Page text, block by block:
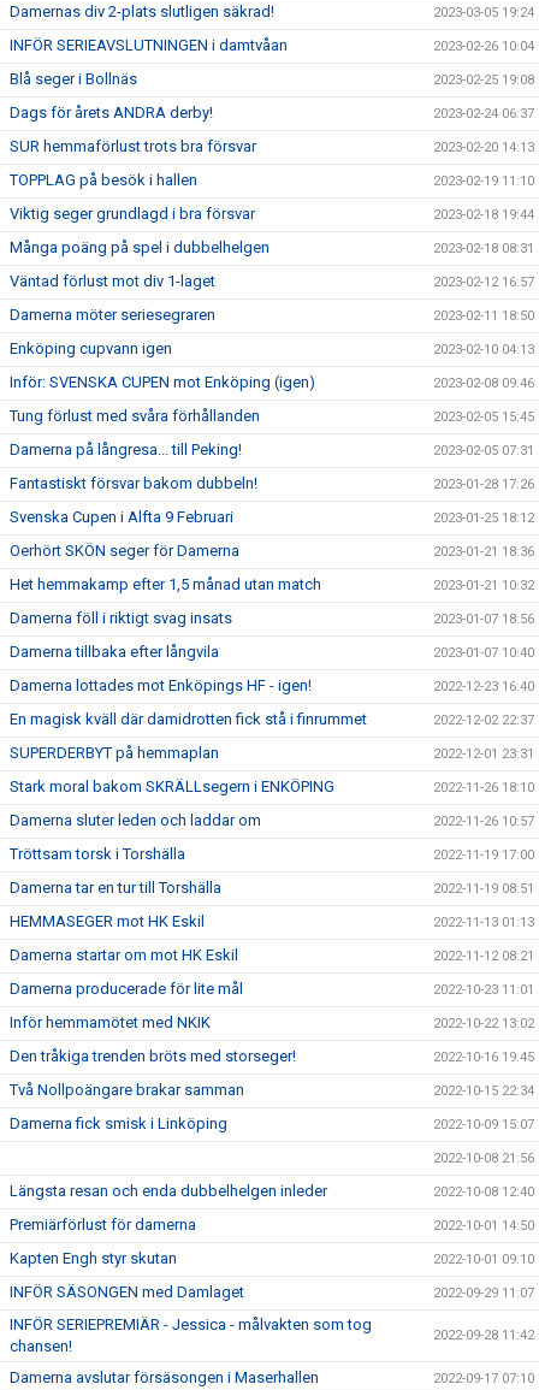
Damernas div 2-plats slutligen säkrad! 2023-03-05 19:24
INFÖR SERIEAVSLUTNINGEN i damtvåan 2023-02-26 10:04
Blå seger i Bollnäs 2023-02-25 19:08
Dags för årets ANDRA derby! 2023-02-24 06:37
SUR hemmaförlust trots bra försvar 2023-02-20 14:13
TOPPLAG på besök i hallen 2023-02-19 11:10
Viktig seger grundlagd i bra försvar 2023-02-18 19:44
Många poäng på spel i dubbelhelgen 2023-02-18 08:31
Väntad förlust mot div 1-laget 2023-02-12 16:57
Damerna möter seriesegraren 2023-02-11 18:50
Enköping cupvann igen 2023-02-10 04:13
Inför: SVENSKA CUPEN mot Enköping (igen) 2023-02-08 09:46
Tung förlust med svåra förhållanden 2023-02-05 15:45
Damerna på långresa... till Peking! 2023-02-05 07:31
Fantastiskt försvar bakom dubbeln! 2023-01-28 17:26
Svenska Cupen i Alfta 9 Februari 2023-01-25 18:12
Oerhört SKÖN seger för Damerna 2023-01-21 18:36
Het hemmakamp efter 1,5 månad utan match 2023-01-21 10:32
Damerna föll i riktigt svag insats 2023-01-07 18:56
Damerna tillbaka efter långvila 2023-01-07 10:40
Damerna lottades mot Enköpings HF - igen! 2022-12-23 16:40
En magisk kväll där damidrotten fick stå i finrummet 2022-12-02 22:37
SUPERDERBYT på hemmaplan 2022-12-01 23:31
Stark moral bakom SKRÄLLsegern i ENKÖPING 2022-11-26 18:10
Damerna sluter leden och laddar om 2022-11-26 10:57
Tröttsam torsk i Torshälla 2022-11-19 17:00
Damerna tar en tur till Torshälla 2022-11-19 08:51
HEMMASEGER mot HK Eskil 2022-11-13 01:13
Damerna startar om mot HK Eskil 2022-11-12 08:21
Damerna producerade för lite mål 2022-10-23 11:01
Inför hemmamötet med NKIK 2022-10-22 13:02
Den tråkiga trenden bröts med storseger! 2022-10-16 19:45
Två Nollpoängare brakar samman 2022-10-15 22:34
Damerna fick smisk i Linköping 2022-10-09 15:07
2022-10-08 21:56
Längsta resan och enda dubbelhelgen inleder 2022-10-08 12:40
Premiärförlust för damerna 2022-10-01 14:50
Kapten Engh styr skutan 2022-10-01 09:10
INFÖR SÄSONGEN med Damlaget 2022-09-29 11:07
INFÖR SERIEPREMIÄR - Jessica - målvakten som tog
chansen!
2022-09-28 11:42
Damerna avslutar försäsongen i Maserhallen 2022-09-17 07:10